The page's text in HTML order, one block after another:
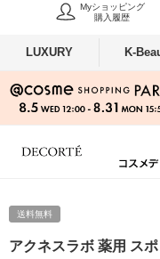
Myショッピング
購入履歴
LUXURY K-
送料無料
アクネスラボ 薬用 ス